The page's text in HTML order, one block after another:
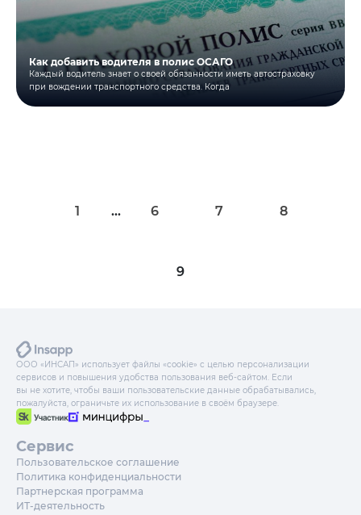
Как добавить водителя в полис ОСАГО
Каждый водитель знает о своей обязанности иметь автостраховку
при вождении транспортного средства. Когда
1 ... 6 7 8
9
ООО «ИНСАП» использует файлы «cookie» с целью персонализации
сервисов и повышения удобства пользования веб-сайтом. Если
вы не хотите, чтобы ваши пользовательские данные обрабатывались,
пожалуйста, ограничьте их использование в своём браузере.
Сервис
Пользовательское соглашение
Политика конфиденциальности
Партнерская программа
ИТ-деятельность